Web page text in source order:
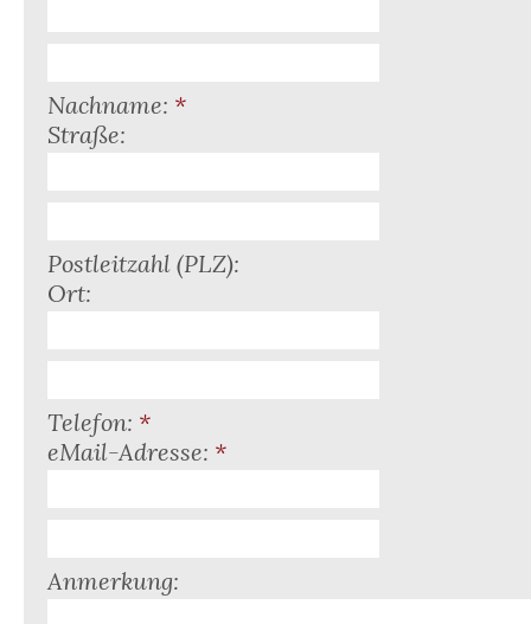
Nachname: *
Straße:
Postleitzahl (PLZ):
Ort:
Telefon: *
eMail-Adresse: *
Anmerkung: